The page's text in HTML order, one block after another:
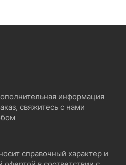
информация
свяжитесь с нами
справочный характер и